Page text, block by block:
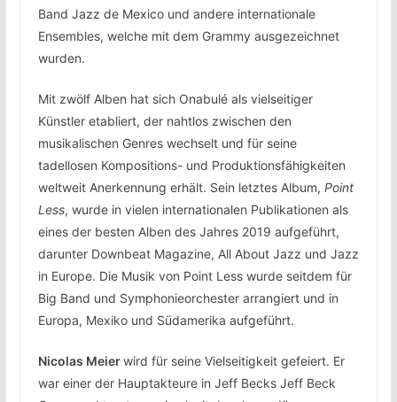
Band Jazz de Mexico und andere internationale
Ensembles, welche mit dem Grammy ausgezeichnet
wurden.
Mit zwölf Alben hat sich Onabulé als vielseitiger
Künstler etabliert, der nahtlos zwischen den
musikalischen Genres wechselt und für seine
tadellosen Kompositions- und Produktionsfähigkeiten
weltweit Anerkennung erhält. Sein letztes Album, Point
Less, wurde in vielen internationalen Publikationen als
eines der besten Alben des Jahres 2019 aufgeführt,
darunter Downbeat Magazine, All About Jazz und Jazz
in Europe. Die Musik von Point Less wurde seitdem für
Big Band und Symphonieorchester arrangiert und in
Europa, Mexiko und Südamerika aufgeführt.
Nicolas Meierwird für seine Vielseitigkeit gefeiert. Er
war einer der Hauptakteure in Jeff Becks Jeff Beck